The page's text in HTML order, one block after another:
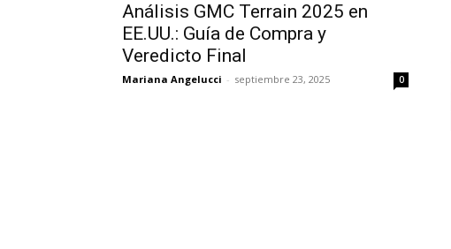
Análisis GMC Terrain 2025 en
EE.UU.: Guía de Compra y
Veredicto Final
Mariana Angelucci - septiembre 23, 2025 0